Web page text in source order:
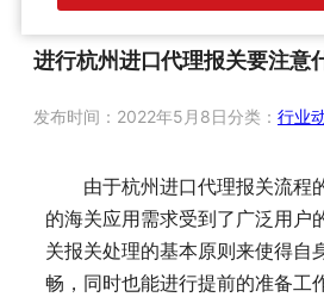
进行杭州进口代理报关要注意
发布时间： 2022年5月8日分类： 行业
由于杭州进口代理报关流程
的海关应用需求受到了广泛用户
关报关处理的基本原则来使得自
畅，同时也能进行提前的准备工